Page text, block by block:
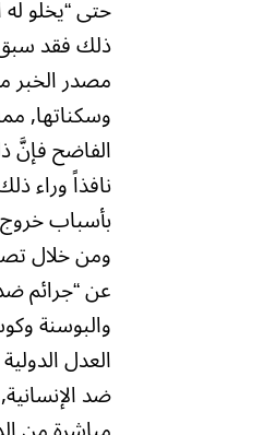
ذلك فقد سبق
مصدر الخبر
وسكناتها,
الفاضح
نافذاً وراء
بأسباب
ومن خلال
عن “جرائم
والبوسنة
العدل
ضد